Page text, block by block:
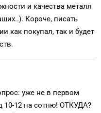
и качества металл
Короче, писать
как покупал, так и будет
уже не в первом
10-12 на сотню! ОТКУДА?